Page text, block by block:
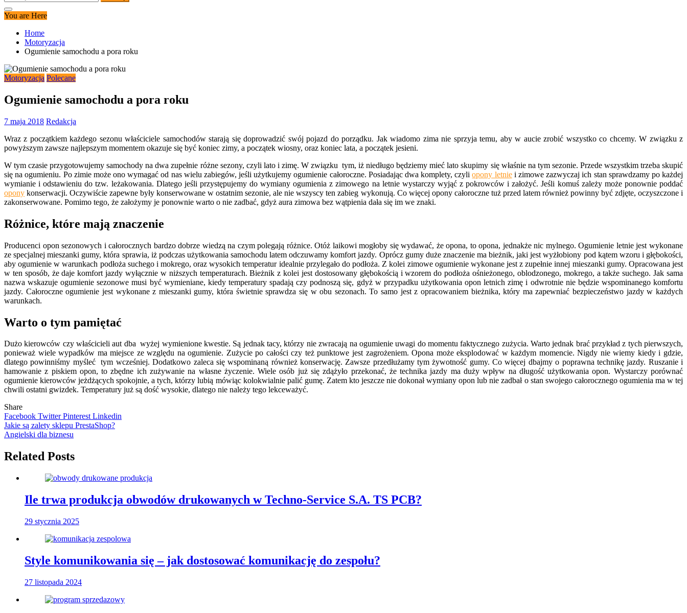
You are Here
Home
Motoryzacja
Ogumienie samochodu a pora roku
Motoryzacja Polecane
Ogumienie samochodu a pora roku
7 maja 2018 Redakcja
Wraz z początkiem każdego sezonu właściciele samochodów starają się doprowadzić swój pojazd do porządku. Jak wiadomo zima nie sprzyja temu, aby w aucie zrobić wszystko co chcemy. W związku z
powyższym zawsze najlepszym momentem okazuje się być koniec zimy, a początek wiosny, oraz koniec lata, a początek jesieni.
W tym czasie przygotowujemy samochody na dwa zupełnie różne sezony, czyli lato i zimę. W związku tym, iż niedługo będziemy mieć lato skupimy się właśnie na tym sezonie. Przede wszystkim trzeba skupić
się na ogumieniu. Po zimie może ono wymagać od nas wielu zabiegów, jeśli użytkujemy ogumienie całoroczne. Posiadając dwa komplety, czyliopony letniei zimowe zazwyczaj ich stan sprawdzamy po każdej
wymianie i odstawieniu do tzw. leżakowania. Dlatego jeśli przystępujemy do wymiany ogumienia z zimowego na letnie wystarczy wyjąć z pokrowców i założyć. Jeśli komuś zależy może ponownie poddać
opony konserwacji. Oczywiście zapewne były konserwowane w ostatnim sezonie, ale nie wszyscy ten zabieg wykonują. Co więcej opony całoroczne tuż przed latem również powinny być zdjęte, oczyszczone i
zakonserwowane. Pomimo tego, że założymy je ponownie warto o nie zadbać, gdyż aura zimowa bez wątpienia dała się im we znaki.
Różnice, które mają znaczenie
Producenci opon sezonowych i całorocznych bardzo dobrze wiedzą na czym polegają różnice. Otóż laikowi mogłoby się wydawać, że opona, to opona, jednakże nic mylnego. Ogumienie letnie jest wykonane
ze specjalnej mieszanki gumy, która sprawia, iż podczas użytkowania samochodu latem odczuwamy komfort jazdy. Oprócz gumy duże znaczenie ma bieżnik, jaki jest wyżłobiony pod kątem wzoru i głębokości,
aby ogumienie w warunkach podłoża suchego i mokrego, oraz wysokich temperatur idealnie przylegało do podłoża. Z kolei zimowe ogumienie wykonane jest z zupełnie innej mieszanki gumy. Opracowana jest
w ten sposób, że daje komfort jazdy wyłącznie w niższych temperaturach. Bieżnik z kolei jest dostosowany głębokością i wzorem do podłoża ośnieżonego, oblodzonego, mokrego, a także suchego. Jak sama
nazwa wskazuje ogumienie sezonowe musi być wymieniane, kiedy temperatury spadają czy podnoszą się, gdyż w przypadku użytkowania opon letnich zimę i odwrotnie nie będzie wspominanego komfortu
jazdy. Całoroczne ogumienie jest wykonane z mieszanki gumy, która świetnie sprawdza się w obu sezonach. To samo jest z opracowaniem bieżnika, który ma zapewniać bezpieczeństwo jazdy w każdych
warunkach.
Warto o tym pamiętać
Dużo kierowców czy właścicieli aut dba wyżej wymienione kwestie. Są jednak tacy, którzy nie zwracają na ogumienie uwagi do momentu faktycznego zużycia. Warto jednak brać przykład z tych pierwszych,
ponieważ wiele wypadków ma miejsce ze względu na ogumienie. Zużycie po całości czy też punktowe jest zagrożeniem. Opona może eksplodować w każdym momencie. Nigdy nie wiemy kiedy i gdzie,
dlatego powinniśmy myśleć tym wcześniej. Dodatkowo zaleca się wspominaną również konserwację. Zawsze przedłużamy tym żywotność gumy. Co więcej dbajmy o poprawna technikę jazdy. Ruszanie i
hamowanie z piskiem opon, to zbędne ich zużywanie na własne życzenie. Wiele osób już się zdążyło przekonać, że technika jazdy ma duży wpływ na długość użytkowania opon. Wystarczy porównać
ogumienie kierowców jeżdżących spokojnie, a tych, którzy lubią mówiąc kolokwialnie palić gumę. Zatem kto jeszcze nie dokonał wymiany opon lub nie zadbał o stan swojego całorocznego ogumienia ma w tej
chwili ostatni gwizdek. Temperatury już są dość wysokie, dlatego nie należy tego lekceważyć.
Share
Facebook TwitterPinterestLinkedin
Nawigacja
wpisu
Jakie są zalety sklepu PrestaShop?
Angielski dla biznesu
Related Posts
Ile trwa produkcja obwodów drukowanych w Techno-Service S.A. TS PCB?
29 stycznia 2025
Style komunikowania się – jak dostosować komunikację do zespołu?
27 listopada 2024